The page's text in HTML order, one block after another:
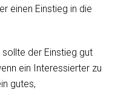
einen Einstieg in die
der Einstieg gut
ein Interessierter zu
gutes,